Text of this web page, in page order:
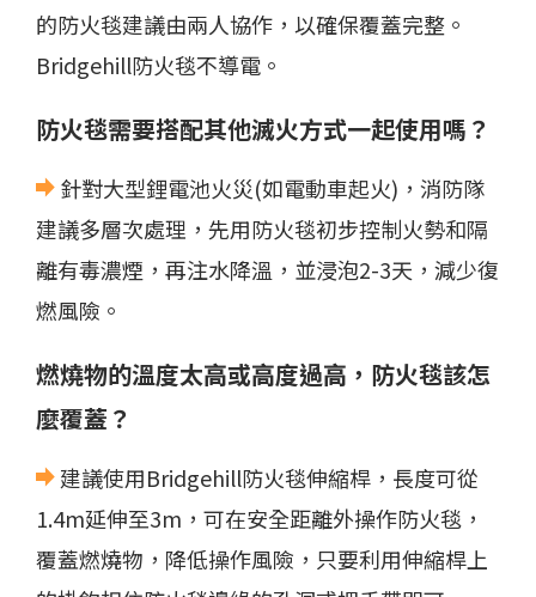
的防火毯建議由兩人協作，以確保覆蓋完整。
Bridgehill防火毯不導電。
防火毯需要搭配其他滅火方式一起使用嗎？
針對大型鋰電池火災(如電動車起火)，消防隊
建議多層次處理，先用防火毯初步控制火勢和隔
離有毒濃煙，再注水降溫，並浸泡2-3天，減少復
燃風險。
燃燒物的溫度太高或高度過高，防火毯該怎
麼覆蓋？
建議使用Bridgehill防火毯伸縮桿，長度可從
1.4m延伸至3m，可在安全距離外操作防火毯，
覆蓋燃燒物，降低操作風險，只要利用伸縮桿上